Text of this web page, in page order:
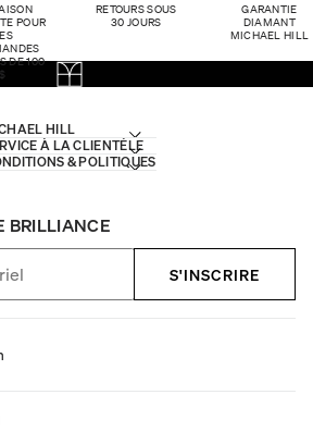
POUR
DE 100
$
RETOURS SOUS
30 JOURS
GARANTIE
DIAMANT
MICHAEL HILL
HILL
À LA CLIENTÈLE
& POLITIQUES
BRILLIANCE
S'INSCRIRE